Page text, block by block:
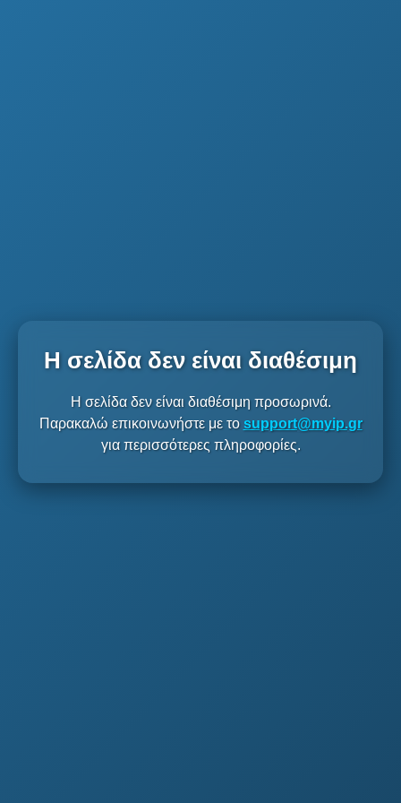
Η σελίδα δεν είναι διαθέσιμη
Η σελίδα δεν είναι διαθέσιμη προσωρινά.
Παρακαλώ επικοινωνήστε με το support@myip.gr
για περισσότερες πληροφορίες.